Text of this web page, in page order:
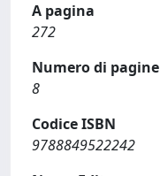
A pagina
272
Numero di pagine
8
Codice ISBN
9788849522242